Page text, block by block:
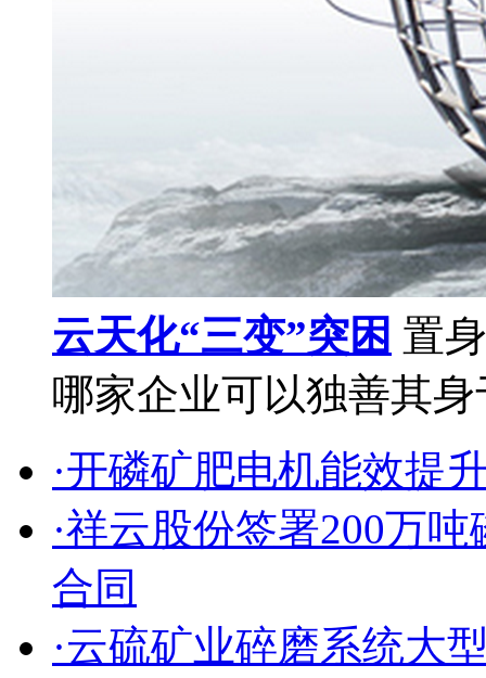
云天化“三变”突困 置
哪家企业可以独善其
·开磷矿肥电机能效提
·祥云股份签署200万
合同
·云硫矿业碎磨系统大